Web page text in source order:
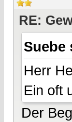
RE:
Suebe
Herr
Ein oft
Der